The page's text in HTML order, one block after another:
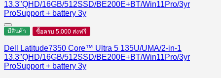
มีสินค้า ซื้อครบ 5,000 ส่งฟรี
Dell Latitude7350 Core™ Ultra 5 135U/UMA/2-in-1
13.3″QHD/16GB/512SSD/BE200E+BT/Win11Pro/3yr
ProSupport + battery 3y